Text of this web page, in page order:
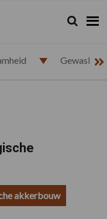
Zoeken...
Zoek
akkerbouw